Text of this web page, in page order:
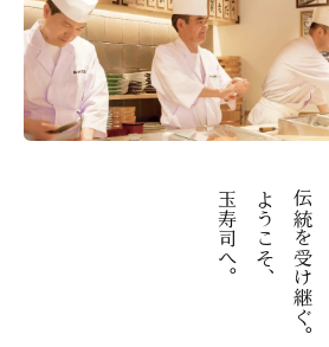
伝統を受け継ぐ。
ようこそ、
玉寿司へ。